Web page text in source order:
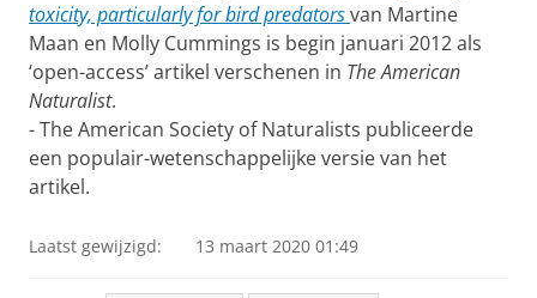
toxicity, particularly for bird predatorsvan Martine
Maan en Molly Cummings is begin januari 2012 als
‘open-access’ artikel verschenen in The American
Naturalist.
- The American Society of Naturalists publiceerde
een populair-wetenschappelijke versie van het
artikel.
Laatst gewijzigd: 13 maart 2020 01:49